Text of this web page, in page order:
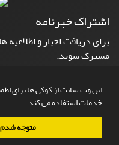
این وب سایت از کوکی ها برای
خدمات استفاده می کند.
متوجه شدم
اشتراک خبرنامه
برای دریافت اخبار و
مشترک شوید.